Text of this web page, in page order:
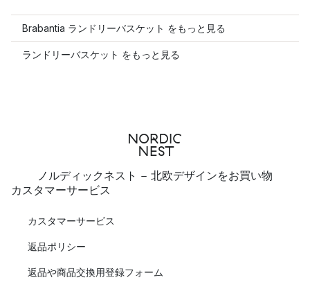
Brabantia ランドリーバスケット をもっと見る
ランドリーバスケット をもっと見る
ノルディックネスト - 北欧デザインをお買い物
カスタマーサービス
カスタマーサービス
返品ポリシー
返品や商品交換用登録フォーム